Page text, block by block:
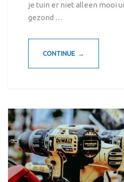
je tuin er niet alleen mooi
gezond …
CONTINUE →